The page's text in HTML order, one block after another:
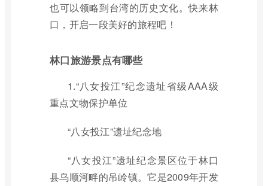
也可以领略到台湾的历史文化。快来林
口，开启一段美好的旅程吧！
林口旅游景点有哪些
1.“八女投江”纪念遗址省级AAA级
重点文物保护单位
“八女投江”遗址纪念地
“八女投江”遗址纪念景区位于林口
县乌顺河畔的吊岭镇。它是2009年开发